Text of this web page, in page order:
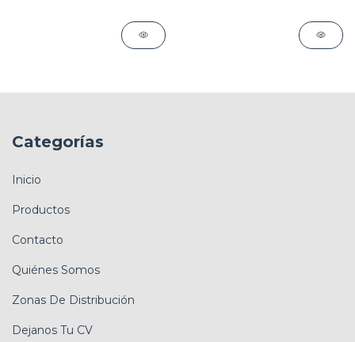
Categorías
Inicio
Productos
Contacto
Quiénes Somos
Zonas De Distribución
Dejanos Tu CV